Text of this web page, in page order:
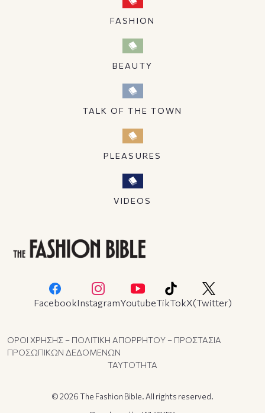
FASHION
BEAUTY
TALK OF THE TOWN
PLEASURES
VIDEOS
FacebookInstagramYoutubeTikTokX(Twitter)
ΟΡΟΙ ΧΡΗΣΗΣ – ΠΟΛΙΤΙΚΗ ΑΠΟΡΡΗΤΟΥ – ΠΡΟΣΤΑΣΙΑ
ΠΡΟΣΩΠΙΚΩΝ ΔΕΔΟΜΕΝΩΝ
ΤΑΥΤΟΤΗΤΑ
© 2026 The Fashion Bible. All rights reserved.